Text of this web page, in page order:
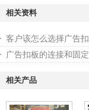
相关资料
客户该怎么选择广告
广告扣板的连接和固
相关产品